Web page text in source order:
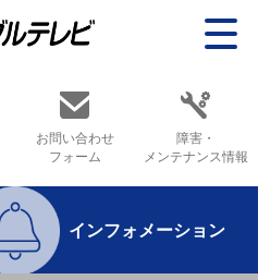
お問い合わせ
フォーム
障害・
メンテナンス情報
インフォメーション